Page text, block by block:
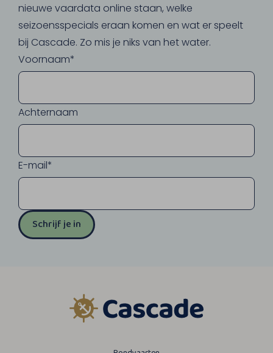
nieuwe vaardata online staan, welke
seizoensspecials eraan komen en wat er speelt
bij Cascade. Zo mis je niks van het water.
Voornaam*
Achternaam
E-mail*
Schrijf je in